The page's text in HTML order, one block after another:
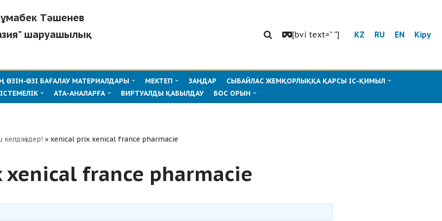
Тәшенев
шаруашылық
[bvi text=” “] KZ RU EN Кіру
ӨЗІ БАҒАЛАУ МАТЕРИАЛДАРЫ МЕКТЕП ЗАҢДАР
СЫБАЙЛАС ЖЕМҚОРЛЫҚҚА ҚАРСЫ ІС-ҚИМЫЛ
АТА-АНАЛАРҒА ВИРТУАЛДЫ ҚАБЫЛДАУ БОС ОРЫН
келдіңіздер! » xenical prix xenical france pharmacie
france pharmacie